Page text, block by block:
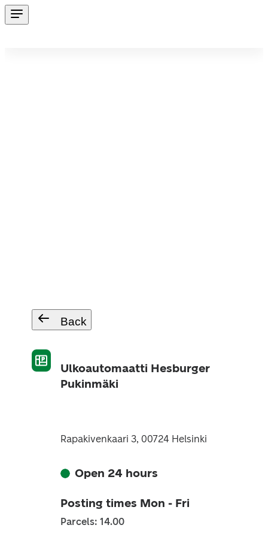
Back
Ulkoautomaatti Hesburger
Pukinmäki
Rapakivenkaari 3, 00724 Helsinki
Open 24 hours
Posting times Mon - Fri
Parcels: 14.00